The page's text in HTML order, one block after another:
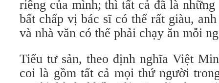
riêng của mình; thì tất cả đã là
bất chấp vị bác sĩ có thể rất giàu,
và nhà văn có thể phải chạy ăn mỗi
Tiểu tư sản, theo định nghĩa Việt
coi là gồm tất cả mọi thứ người